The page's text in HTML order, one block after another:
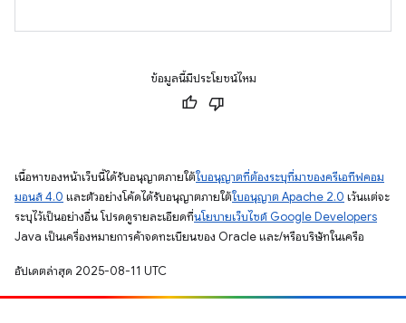
ข้อมูลนี้มีประโยชน์ไหม
เนื้อหาของหน้าเว็บนี้ได้รับอนุญาตภายใต้ใบอนุญาตที่ต้องระบุที่มาของครีเอทีฟคอม
มอนส์ 4.0 และตัวอย่างโค้ดได้รับอนุญาตภายใต้ใบอนุญาต Apache 2.0 เว้นแต่จะ
ระบุไว้เป็นอย่างอื่น โปรดดูรายละเอียดที่นโยบายเว็บไซต์ Google Developers
Java เป็นเครื่องหมายการค้าจดทะเบียนของ Oracle และ/หรือบริษัทในเครือ
อัปเดตล่าสุด 2025-08-11 UTC